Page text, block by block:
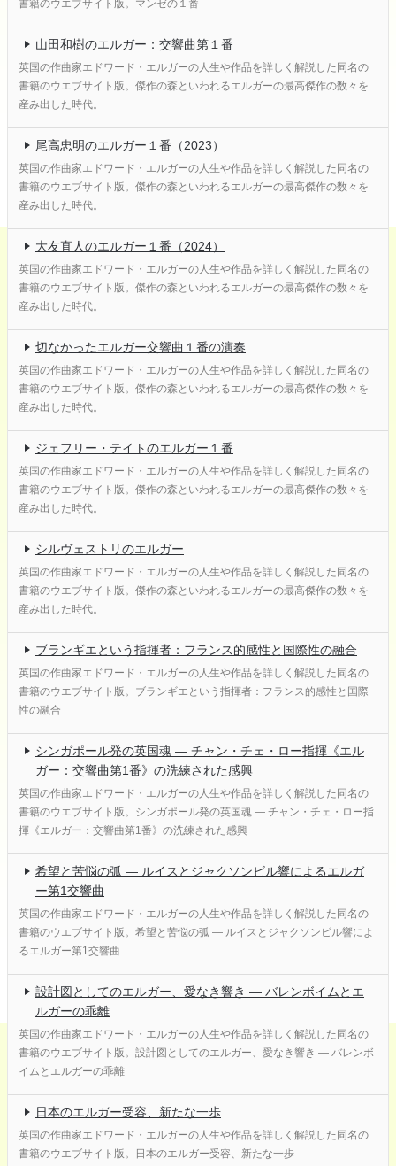
書籍のウエブサイト版。マンゼの１番
山田和樹のエルガー：交響曲第１番
英国の作曲家エドワード・エルガーの人生や作品を詳しく解説した同名の
書籍のウエブサイト版。傑作の森といわれるエルガーの最高傑作の数々を
産み出した時代。
尾高忠明のエルガー１番（2023）
英国の作曲家エドワード・エルガーの人生や作品を詳しく解説した同名の
書籍のウエブサイト版。傑作の森といわれるエルガーの最高傑作の数々を
産み出した時代。
大友直人のエルガー１番（2024）
英国の作曲家エドワード・エルガーの人生や作品を詳しく解説した同名の
書籍のウエブサイト版。傑作の森といわれるエルガーの最高傑作の数々を
産み出した時代。
切なかったエルガー交響曲１番の演奏
英国の作曲家エドワード・エルガーの人生や作品を詳しく解説した同名の
書籍のウエブサイト版。傑作の森といわれるエルガーの最高傑作の数々を
産み出した時代。
ジェフリー・テイトのエルガー１番
英国の作曲家エドワード・エルガーの人生や作品を詳しく解説した同名の
書籍のウエブサイト版。傑作の森といわれるエルガーの最高傑作の数々を
産み出した時代。
シルヴェストリのエルガー
英国の作曲家エドワード・エルガーの人生や作品を詳しく解説した同名の
書籍のウエブサイト版。傑作の森といわれるエルガーの最高傑作の数々を
産み出した時代。
ブランギエという指揮者：フランス的感性と国際性の融合
英国の作曲家エドワード・エルガーの人生や作品を詳しく解説した同名の
書籍のウエブサイト版。ブランギエという指揮者：フランス的感性と国際
性の融合
シンガポール発の英国魂 ― チャン・チェ・ロー指揮《エル
ガー：交響曲第1番》の洗練された感興
英国の作曲家エドワード・エルガーの人生や作品を詳しく解説した同名の
書籍のウエブサイト版。シンガポール発の英国魂 ― チャン・チェ・ロー指
揮《エルガー：交響曲第1番》の洗練された感興
希望と苦悩の弧 ― ルイスとジャクソンビル響によるエルガ
ー第1交響曲
英国の作曲家エドワード・エルガーの人生や作品を詳しく解説した同名の
書籍のウエブサイト版。希望と苦悩の弧 ― ルイスとジャクソンビル響によ
るエルガー第1交響曲
設計図としてのエルガー、愛なき響き ― バレンボイムとエ
ルガーの乖離
英国の作曲家エドワード・エルガーの人生や作品を詳しく解説した同名の
書籍のウエブサイト版。設計図としてのエルガー、愛なき響き ― バレンボ
イムとエルガーの乖離
日本のエルガー受容、新たな一歩
英国の作曲家エドワード・エルガーの人生や作品を詳しく解説した同名の
書籍のウエブサイト版。日本のエルガー受容、新たな一歩